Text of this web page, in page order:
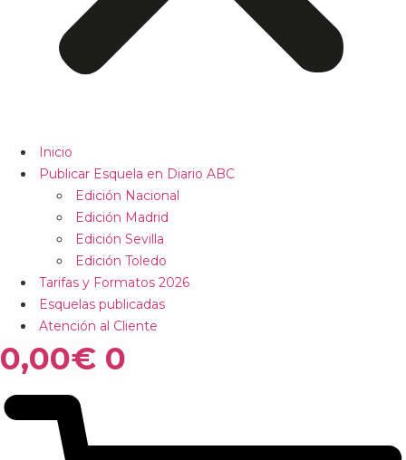
Inicio
Publicar Esquela en Diario ABC
Edición Nacional
Edición Madrid
Edición Sevilla
Edición Toledo
Tarifas y Formatos 2026
Esquelas publicadas
Atención al Cliente
0,00€ 0